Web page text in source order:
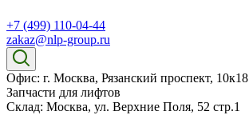
+7 (499) 110-04-44
zakaz@nlp-group.ru
Офис: г. Москва, Рязанский проспект, 10к18
Запчасти для лифтов
Склад: Москва, ул. Верхние Поля, 52 стр.1